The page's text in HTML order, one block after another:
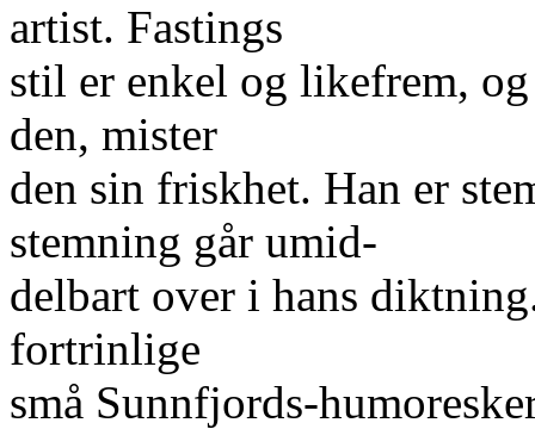
artist. Fastings
stil er enkel og likefrem,
den, mister
den sin friskhet. Han er
stemning går umid-
delbart over i hans
fortrinlige
små Sunnfjords-